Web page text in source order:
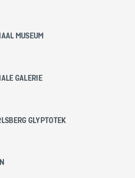
MUSEUM
GALERIE
GLYPTOTEK